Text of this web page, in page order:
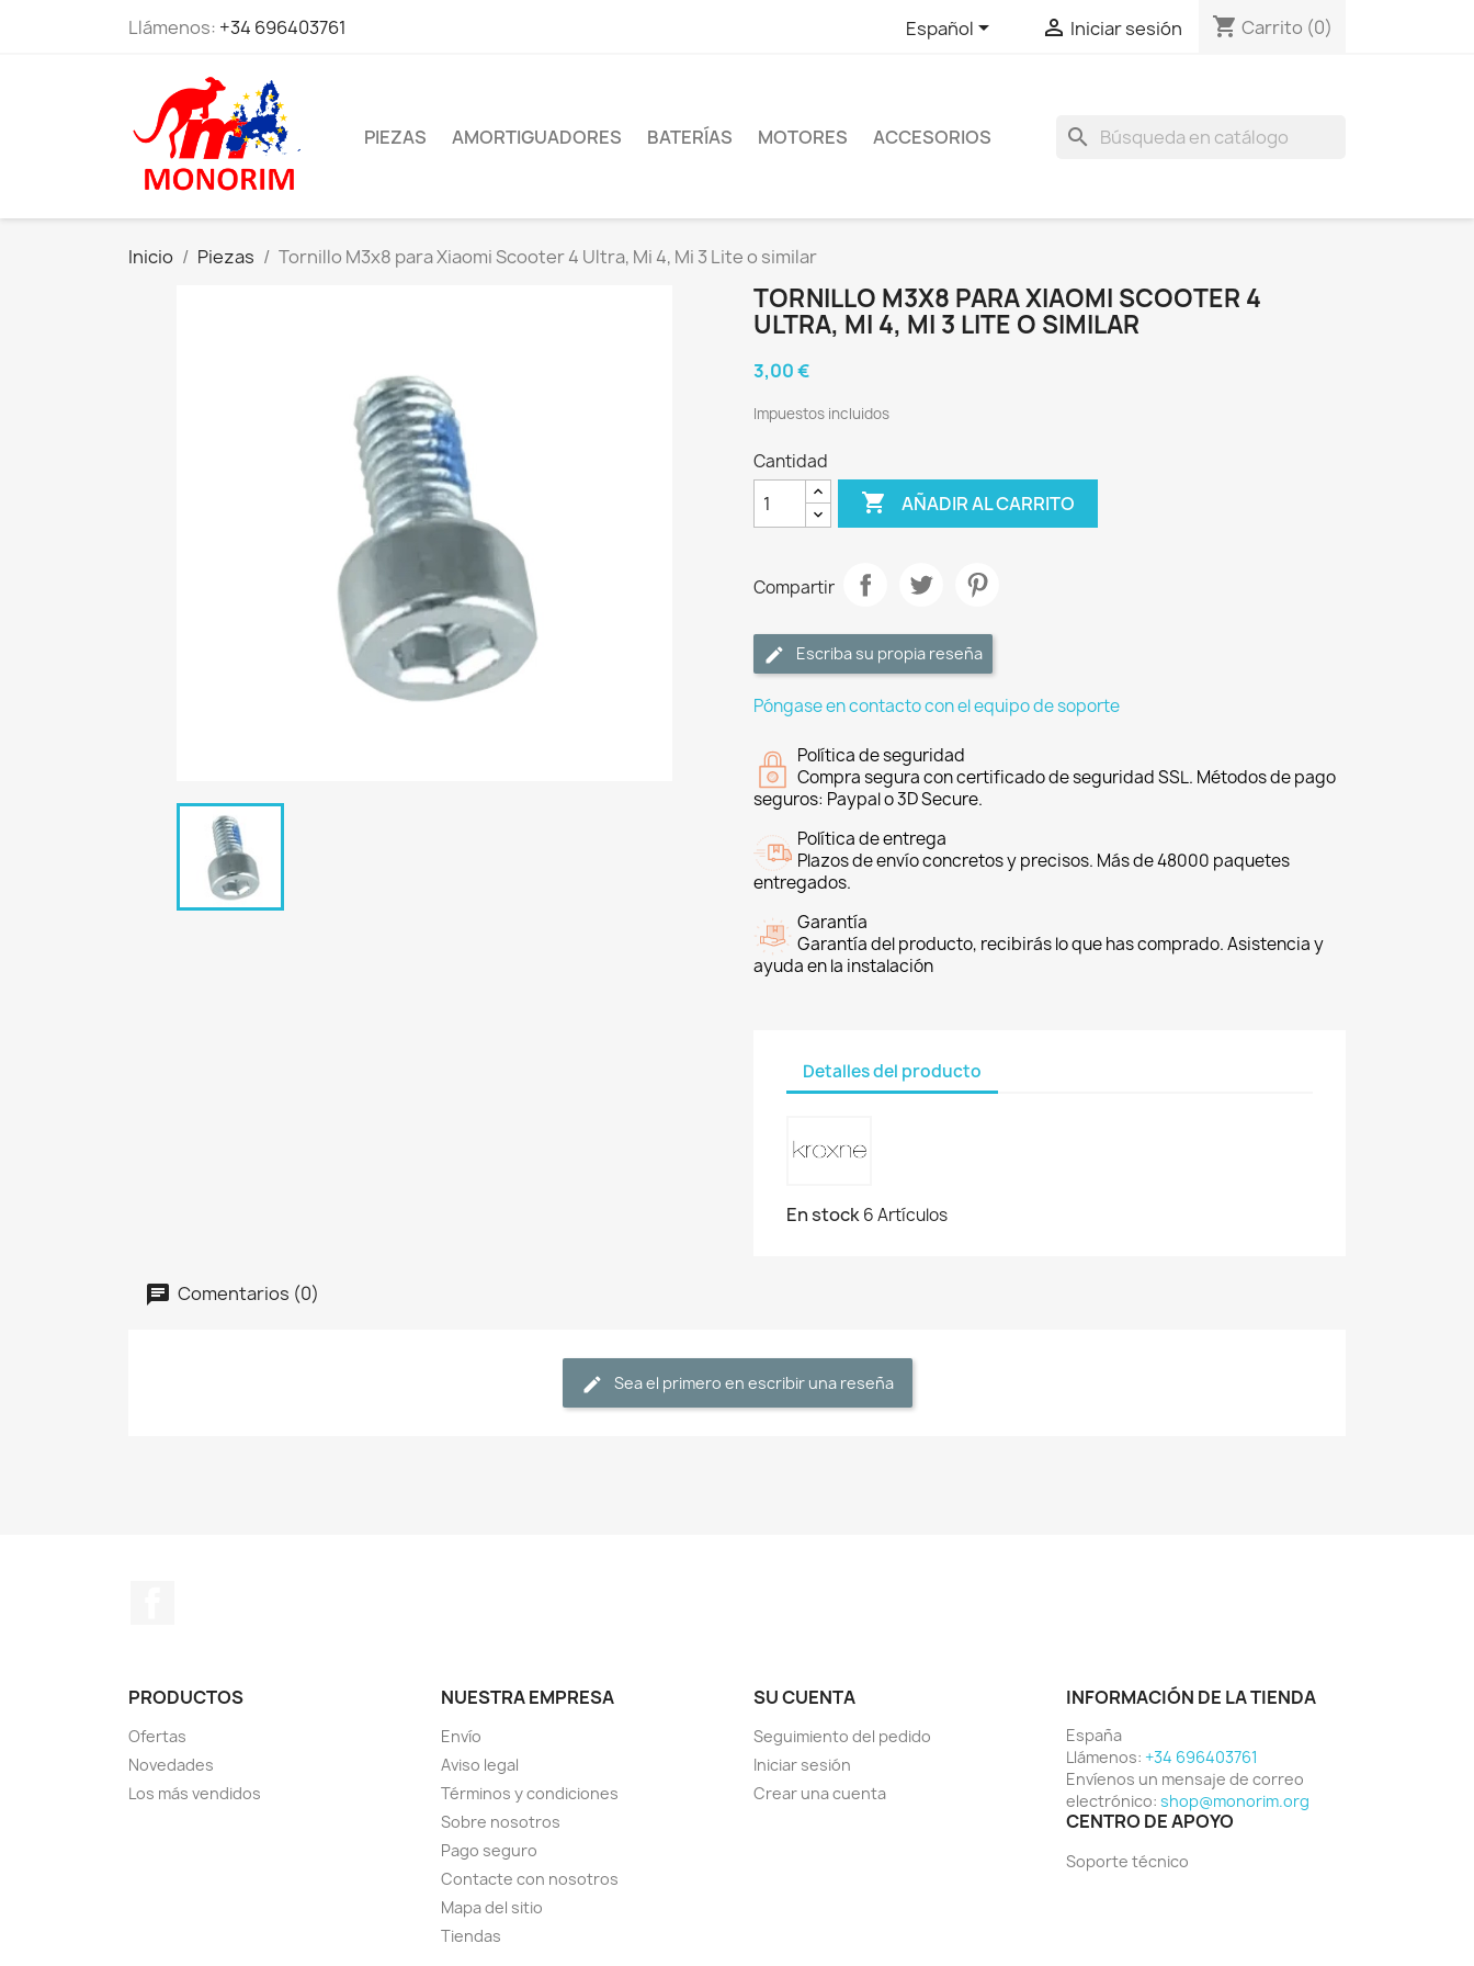
Llámenos: +34 696403761 Español  Iniciar sesión shopping_cart Carrito (0)
PIEZAS AMORTIGUADORES BATERÍAS MOTORES ACCESORIOS search
Inicio Piezas Tornillo M3x8 para Xiaomi Scooter 4 Ultra, Mi 4, Mi 3 Lite o similar
TORNILLO M3X8 PARA XIAOMI SCOOTER 4
ULTRA, MI 4, MI 3 LITE O SIMILAR
3,00 €
Impuestos incluidos
Cantidad
 AÑADIR AL CARRITO
Compartir
Escriba su propia reseña
Póngase en contacto con el equipo de soporte
Política de seguridad
Compra segura con certificado de seguridad SSL. Métodos de pago
seguros: Paypal o 3D Secure.
Política de entrega
Plazos de envío concretos y precisos. Más de 48000 paquetes
entregados.
Garantía
Garantía del producto, recibirás lo que has comprado. Asistencia y
ayuda en la instalación
Detalles del producto
En stock6 Artículos
Comentarios (0)
Sea el primero en escribir una reseña
PRODUCTOS
Ofertas
Novedades
Los más vendidos
NUESTRA EMPRESA
Envío
Aviso legal
Términos y condiciones
Sobre nosotros
Pago seguro
Contacte con nosotros
Mapa del sitio
Tiendas
SU CUENTA
Seguimiento del pedido
Iniciar sesión
Crear una cuenta
INFORMACIÓN DE LA TIENDA
España
Llámenos: +34 696403761
Envíenos un mensaje de correo
electrónico: shop@monorim.org
CENTRO DE APOYO
Soporte técnico